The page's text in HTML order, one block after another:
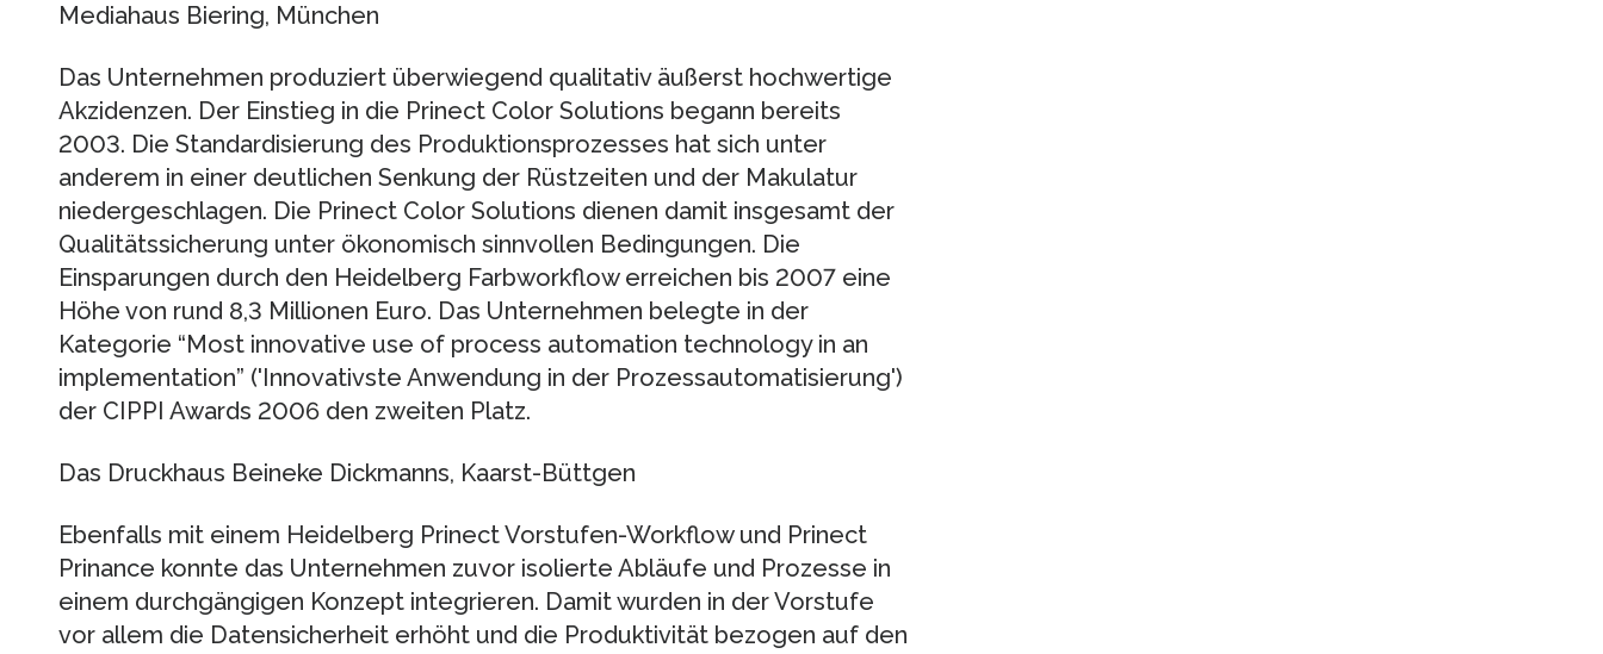
Mediahaus Biering, München
Das Unternehmen produziert überwiegend qualitativ äußerst hochwertige
Akzidenzen. Der Einstieg in die Prinect Color Solutions begann bereits
2003. Die Standardisierung des Produktionsprozesses hat sich unter
anderem in einer deutlichen Senkung der Rüstzeiten und der Makulatur
niedergeschlagen. Die Prinect Color Solutions dienen damit insgesamt der
Qualitätssicherung unter ökonomisch sinnvollen Bedingungen. Die
Einsparungen durch den Heidelberg Farbworkflow erreichen bis 2007 eine
Höhe von rund 8,3 Millionen Euro. Das Unternehmen belegte in der
Kategorie “Most innovative use of process automation technology in an
implementation” ('Innovativste Anwendung in der Prozessautomatisierung')
der CIPPI Awards 2006 den zweiten Platz.
Das Druckhaus Beineke Dickmanns, Kaarst-Büttgen
Ebenfalls mit einem Heidelberg Prinect Vorstufen-Workflow und Prinect
Prinance konnte das Unternehmen zuvor isolierte Abläufe und Prozesse in
einem durchgängigen Konzept integrieren. Damit wurden in der Vorstufe
vor allem die Datensicherheit erhöht und die Produktivität bezogen auf den